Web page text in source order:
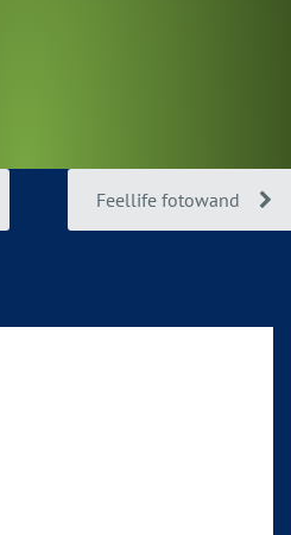
Feellife fotowand